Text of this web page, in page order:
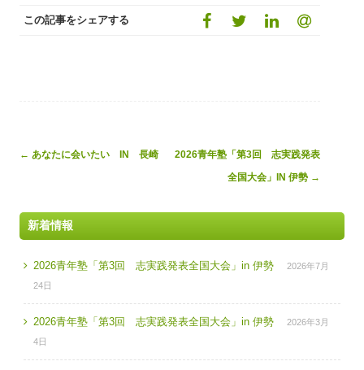
この記事をシェアする
Post
← あなたに会いたい IN 長崎
2026青年塾「第3回 志実践発表
全国大会」IN 伊勢 →
新着情報
2026青年塾「第3回 志実践発表全国大会」in 伊勢
2026年7月
24日
2026青年塾「第3回 志実践発表全国大会」in 伊勢
2026年3月
4日